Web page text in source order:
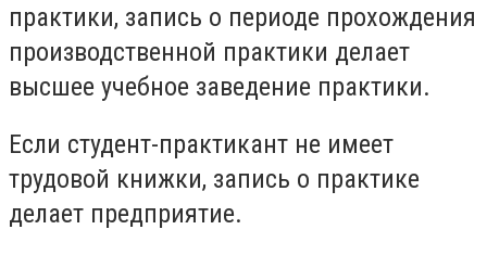
практики, запись о периоде прохождения
производственной практики делает
высшее учебное заведение практики.
Если студент-практикант не имеет
трудовой книжки, запись о практике
делает предприятие.